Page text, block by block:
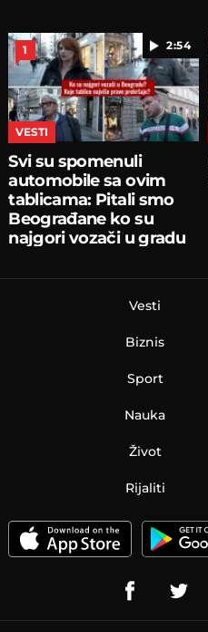
2:54
1
VESTI
Svi su spomenuli
automobile sa ovim
tablicama: Pitali smo
Beograđane ko su
najgori vozači u gradu
Vesti
Biznis
Sport
Nauka
Život
Rijaliti